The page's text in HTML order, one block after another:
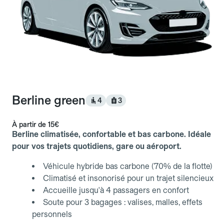
Berline green 4 3
À partir de 15€
Berline climatisée, confortable et bas carbone. Idéale
pour vos trajets quotidiens, gare ou aéroport.
Véhicule hybride bas carbone (70% de la flotte)
Climatisé et insonorisé pour un trajet silencieux
Accueille jusqu'à 4 passagers en confort
Soute pour 3 bagages : valises, malles, effets
personnels